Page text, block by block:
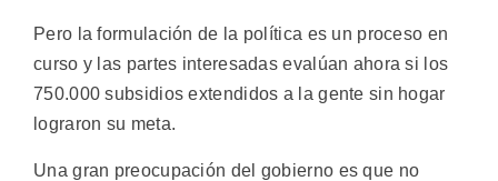
Pero la formulación de la política es un proceso en
curso y las partes interesadas evalúan ahora si los
750.000 subsidios extendidos a la gente sin hogar
lograron su meta.
Una gran preocupación del gobierno es que no